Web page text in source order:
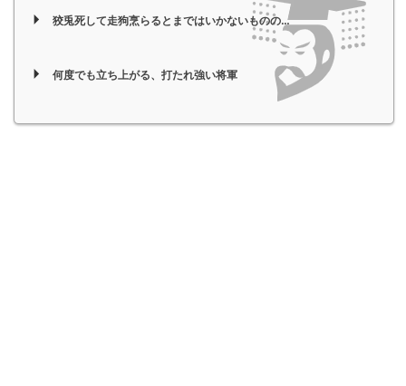
狡兎死して走狗烹らるとまではいかないものの…
何度でも立ち上がる、打たれ強い将軍